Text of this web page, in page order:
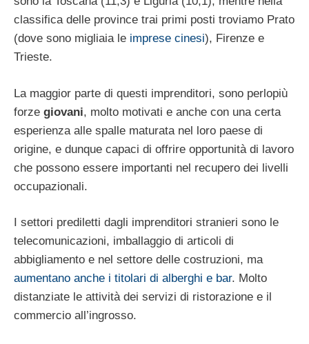
classifica delle province trai primi posti troviamo Prato
(dove sono migliaia le imprese cinesi), Firenze e
Trieste.
La maggior parte di questi imprenditori, sono perlopiù
forze giovani, molto motivati e anche con una certa
esperienza alle spalle maturata nel loro paese di
origine, e dunque capaci di offrire opportunità di lavoro
che possono essere importanti nel recupero dei livelli
occupazionali.
I settori prediletti dagli imprenditori stranieri sono le
telecomunicazioni, imballaggio di articoli di
abbigliamento e nel settore delle costruzioni, ma
aumentano anche i titolari di alberghi e bar. Molto
distanziate le attività dei servizi di ristorazione e il
commercio all’ingrosso.